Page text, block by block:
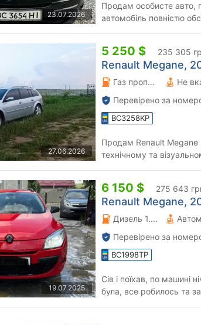
23.07.2026
Продам особисте авто,
автомобіль повністю
27.06.2026
5 250 $ 235 305
Renault Megane,
Газ пропан-бутан \ Бензин 1.6 л. Не
Перевірено за
BC3258KP
Продам Renault Megane 2, 2007 рік.
технічному та
19.07.2025
6 150 $ 275 643
Renault Megane,
Дизель 1.46 л.
Перевірено за
BC1998TP
Сів і поїхав, по машині
була, все робилось та